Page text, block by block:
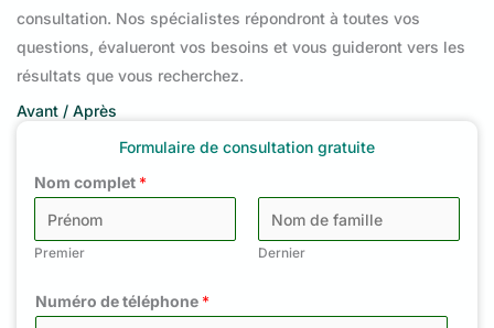
consultation. Nos spécialistes répondront à toutes vos
questions, évalueront vos besoins et vous guideront vers les
résultats que vous recherchez.
Avant / Après
Formulaire de consultation gratuite
Nom complet *
Premier Dernier
Numéro de téléphone *